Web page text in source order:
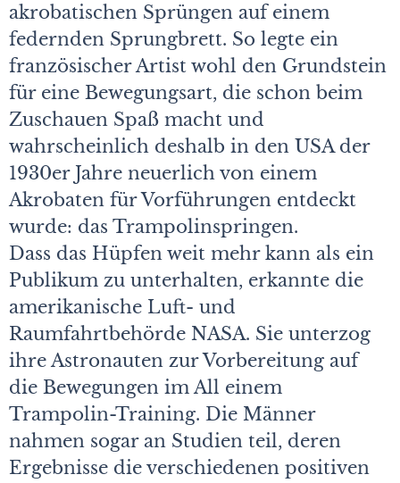
akrobatischen Sprüngen auf einem
federnden Sprungbrett. So legte ein
französischer Artist wohl den Grundstein
für eine Bewegungsart, die schon beim
Zuschauen Spaß macht und
wahrscheinlich deshalb in den USA der
1930er Jahre neuerlich von einem
Akrobaten für Vorführungen entdeckt
wurde: das Trampolinspringen.
Dass das Hüpfen weit mehr kann als ein
Publikum zu unterhalten, erkannte die
amerikanische Luft- und
Raumfahrtbehörde NASA. Sie unterzog
ihre Astronauten zur Vorbereitung auf
die Bewegungen im All einem
Trampolin-Training. Die Männer
nahmen sogar an Studien teil, deren
Ergebnisse die verschiedenen positiven